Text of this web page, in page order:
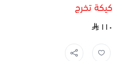
كيكة تخرج
١١٠